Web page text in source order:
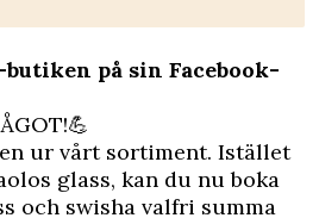
på sin Facebook-
💪
ur vårt sortiment. Istället
glass, kan du nu boka
och swisha valfri summa